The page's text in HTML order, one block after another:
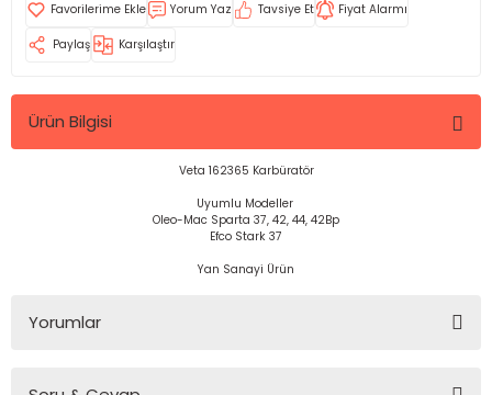
Yorum Yaz Tavsiye Et Fiyat Alarmı
Paylaş Karşılaştır
Ürün Bilgisi
Veta 162365 Karbüratör
Uyumlu Modeller
Oleo-Mac Sparta 37, 42, 44, 42Bp
Efco Stark 37
Yan Sanayi Ürün
Yorumlar